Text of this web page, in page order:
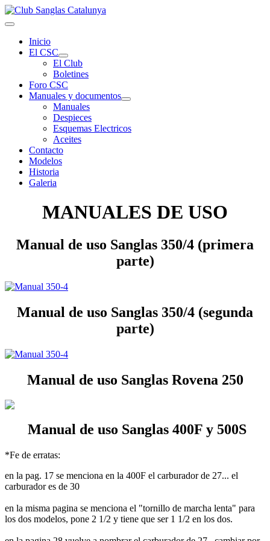
Inicio
El CSC
El Club
Boletines
Foro CSC
Manuales y documentos
Manuales
Despieces
Esquemas Electricos
Aceites
Contacto
Modelos
Historia
Galeria
MANUALES DE USO
Manual de uso Sanglas 350/4 (primera
parte)
Manual de uso Sanglas 350/4 (segunda
parte)
Manual de uso Sanglas Rovena 250
Manual de uso Sanglas 400F y 500S
*Fe de erratas:
en la pag. 17 se menciona en la 400F el carburador de 27... el
carburador es de 30
en la misma pagina se menciona el "tornillo de marcha lenta" para
los dos modelos, pone 2 1/2 y tiene que ser 1 1/2 en los dos.